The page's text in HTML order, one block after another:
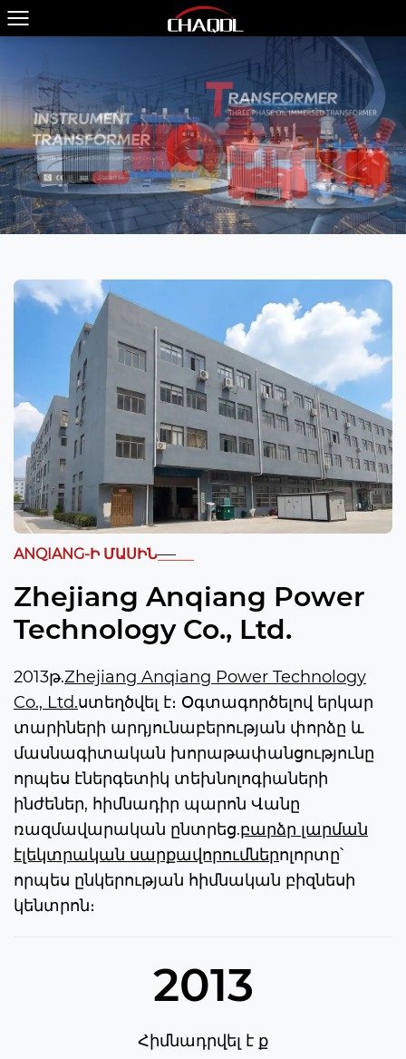
ANQIANG-Ի ՄԱՍԻՆ
Zhejiang Anqiang Power
Technology Co., Ltd.
2013թ.Zhejiang Anqiang Power Technology
Co., Ltd.ստեղծվել է։ Օգտագործելով երկար
տարիների արդյունաբերության փորձը և
մասնագիտական ​​խորաթափանցությունը
որպես էներգետիկ տեխնոլոգիաների
ինժեներ, հիմնադիր պարոն Վանը
ռազմավարական ընտրեց.բարձր լարման
էլեկտրական սարքավորումներոլորտը՝
որպես ընկերության հիմնական բիզնեսի
կենտրոն։
2013
Հիմնադրվել է ք